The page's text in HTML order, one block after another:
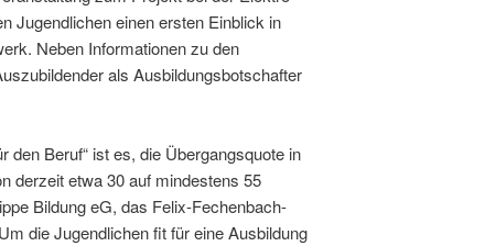
Jugendlichen einen ersten Einblick in
Neben Informationen zu den
als Ausbildungsbotschafter
den Beruf“ ist es, die Übergangsquote in
derzeit etwa 30 auf mindestens 55
Bildung eG, das Felix-Fechenbach-
die Jugendlichen fit für eine Ausbildung